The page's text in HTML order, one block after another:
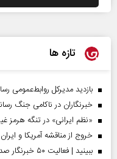
تازه ها
بازدید مدیرکل روابط‌عمومی
خبرنگاران در ناکامی جنگ
«نظم ایرانی» در تنگه هرمز
خروج از مناقشه آمریکا و
ببینید | فعالیت ۵۰ خبرنگار صداوسیما به صورت خوداتکا در ایام جنگ